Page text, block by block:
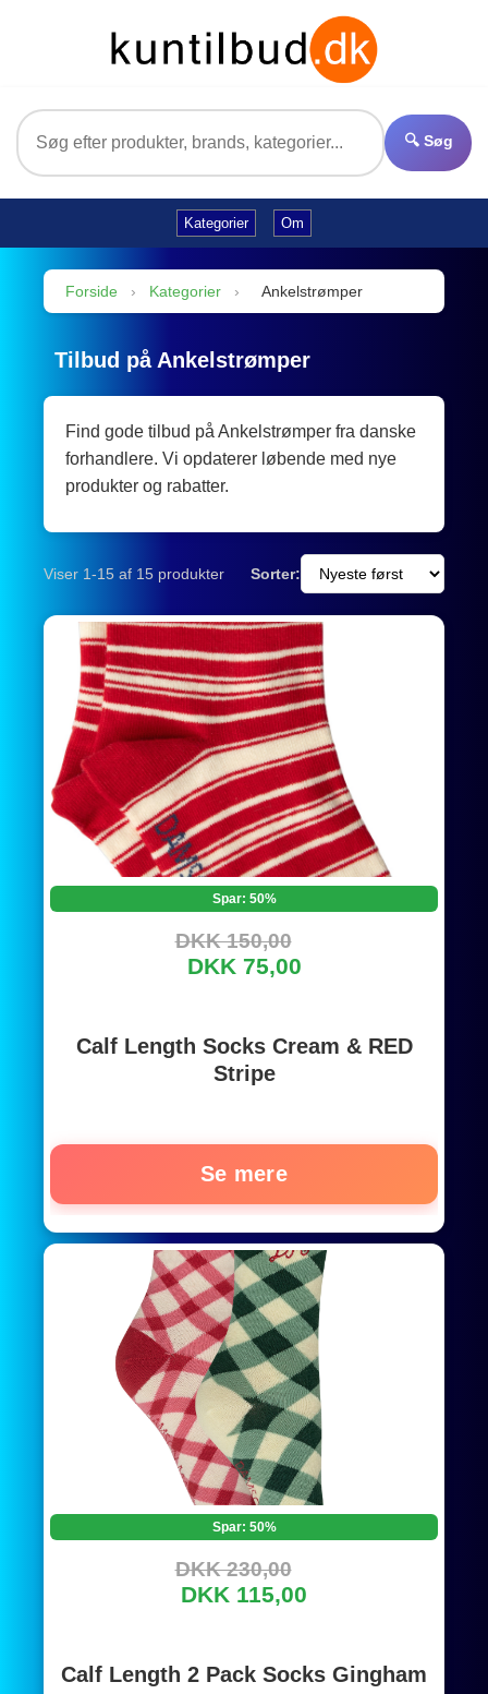
🔍 Søg
Kategorier Om
Forside › Kategorier › Ankelstrømper
Tilbud på Ankelstrømper
Find gode tilbud på Ankelstrømper fra danske
forhandlere. Vi opdaterer løbende med nye
produkter og rabatter.
Viser 1-15 af 15 produkter Sorter:
Spar: 50%
DKK 150,00
DKK 75,00
Calf Length Socks Cream & RED
Stripe
Se mere
Spar: 50%
DKK 230,00
DKK 115,00
Calf Length 2 Pack Socks Gingham